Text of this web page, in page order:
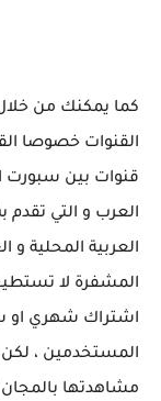
كما يمكنك من
القنوات خصوصا
قنوات بين سبورت
العرب و التي تقدم
العربية المحلية و
المشفرة لا
اشتراك شهري او
المستخدمين ،
مشاهدتها بالمجان